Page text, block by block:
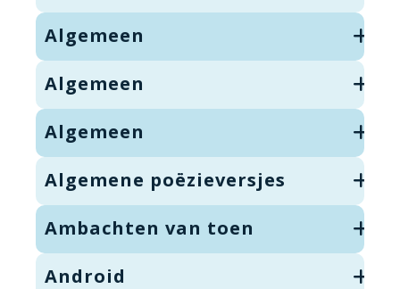
Algemeen
Algemeen
Algemeen
Algemene poëzieversjes
Ambachten van toen
Android